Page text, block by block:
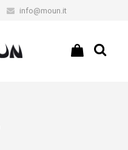
info@moun.it
€0,00